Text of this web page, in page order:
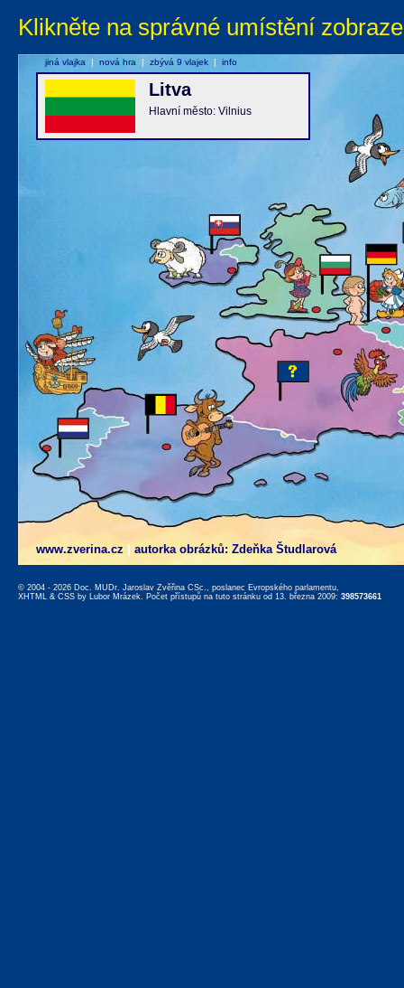
Klikněte na správné umístění
www.zverina.cz autorka obrázků: Zdeňka Študlarová
Litva
Hlavní město: Vilnius
jiná vlajka | nová hra | zbývá 9 vlajek | info
© 2004 - 2026 Doc. MUDr. Jaroslav Zvěřina CSc., poslanec Evropského parlamentu,
XHTML & CSS by Lubor Mrázek. Počet přístupů na tuto stránku od 13. března 2009: 398573661